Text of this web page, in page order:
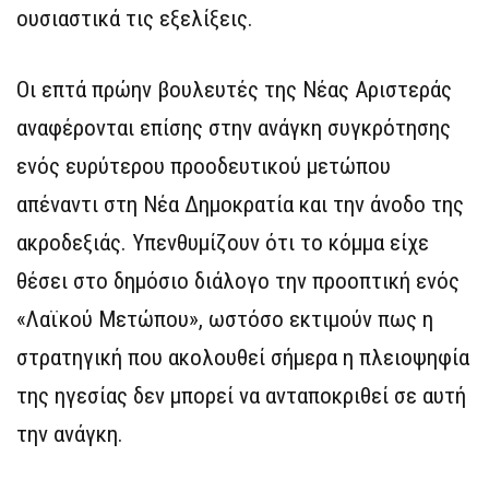
ουσιαστικά τις εξελίξεις.
Οι επτά πρώην βουλευτές της Νέας Αριστεράς
αναφέρονται επίσης στην ανάγκη συγκρότησης
ενός ευρύτερου προοδευτικού μετώπου
απέναντι στη Νέα Δημοκρατία και την άνοδο της
ακροδεξιάς. Υπενθυμίζουν ότι το κόμμα είχε
θέσει στο δημόσιο διάλογο την προοπτική ενός
«Λαϊκού Μετώπου», ωστόσο εκτιμούν πως η
στρατηγική που ακολουθεί σήμερα η πλειοψηφία
της ηγεσίας δεν μπορεί να ανταποκριθεί σε αυτή
την ανάγκη.